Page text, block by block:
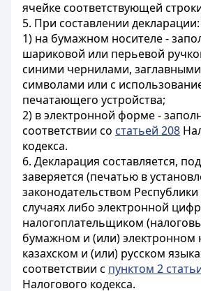
ячейке соответствующей
5. При составлении декларации:
1) на бумажном носителе -
шариковой или перьевой
синими чернилами,
символами или с
печатающего устройства;
2) в электронной форме -
соответствии со статьей 208
кодекса.
6. Декларация составляется,
заверяется (печатью в
законодательством Республики
случаях либо электронной
налогоплательщиком
бумажном и (или) электронном
казахском и (или) русском
соответствии с пунктом 2
Налогового кодекса.